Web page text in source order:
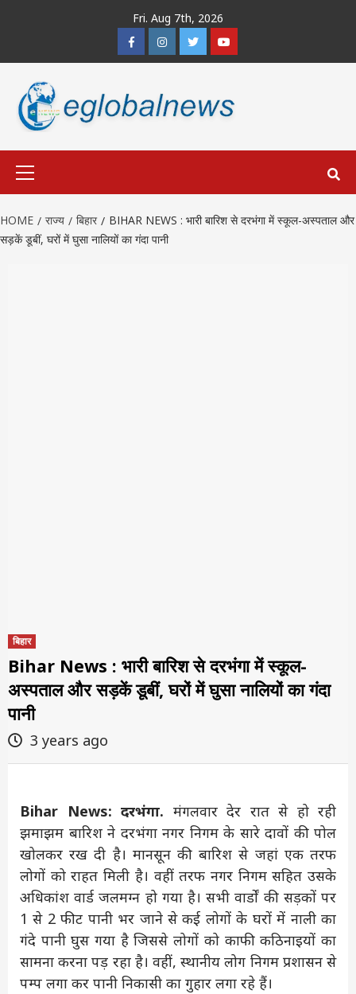
Fri. Aug 7th, 2026
FacebookInstagramTwitterYoutube
HOME राज्य बिहार
BIHAR NEWS : भारी बारिश से दरभंगा में स्कूल-अस्पताल और
सड़कें डूबीं, घरों में घुसा नालियों का गंदा पानी
बिहार
Bihar News : भारी बारिश से दरभंगा में स्कूल-
अस्पताल और सड़कें डूबीं, घरों में घुसा नालियों का गंदा
पानी
3 years ago
Bihar News: दरभंगा. मंगलवार देर रात से हो रही
झमाझम बारिश ने दरभंगा नगर निगम के सारे दावों की पोल
खोलकर रख दी है। मानसून की बारिश से जहां एक तरफ
लोगों को राहत मिली है। वहीं तरफ नगर निगम सहित उसके
अधिकांश वार्ड जलमग्न हो गया है। सभी वार्डों की सड़कों पर
1 से 2 फीट पानी भर जाने से कई लोगों के घरों में नाली का
गंदे पानी घुस गया है जिससे लोगों को काफी कठिनाइयों का
सामना करना पड़ रहा है। वहीं, स्थानीय लोग निगम प्रशासन से
पम्प लगा कर पानी निकासी का गुहार लगा रहे हैं।